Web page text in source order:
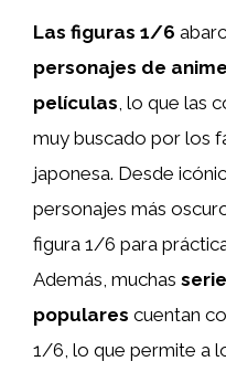
Las figuras 1/6
personajes de
películas , lo que las
muy buscado por los
japonesa. Desde
personajes más
figura 1/6 para
Además, muchas
populares cuentan
1/6, lo que permite a